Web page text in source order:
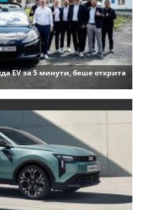
EV за 5 минути, беше открита